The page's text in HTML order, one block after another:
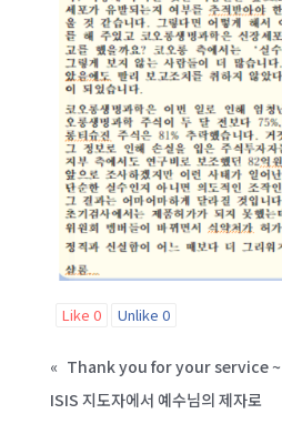
Like 0 Unlike 0
« Thank you for your service ~
ISIS 지도자에서 예수님의 제자로